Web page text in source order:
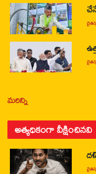
మరిన్ని
అత్యధికంగా వీక్షించినవి